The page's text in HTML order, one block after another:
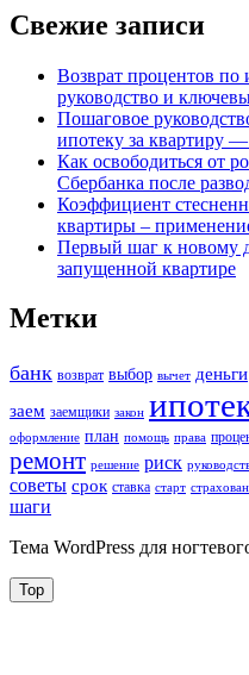
Свежие записи
Возврат процентов по
руководство и
Пошаговое
ипотеку за квартиру
Как освободиться от
Сбербанка после
Коэффициент
квартиры –
Первый шаг к новому
запущенной квартире
Метки
банк возврат выбор вычет деньги
заем заемщики закон
оформление план помощь права
ремонт решение риск
советы срок ставка старт
шаги
Тема WordPress для
Top